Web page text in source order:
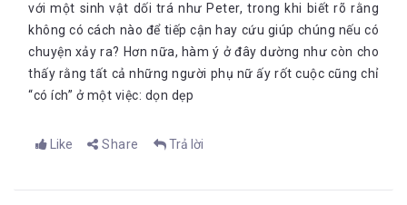
với một sinh vật dối trá như Peter, trong khi biết rõ rằng
không có cách nào để tiếp cận hay cứu giúp chúng nếu có
chuyện xảy ra? Hơn nữa, hàm ý ở đây dường như còn cho
thấy rằng tất cả những người phụ nữ ấy rốt cuộc cũng chỉ
“có ích” ở một việc: dọn dẹp
Like Share Trả lời